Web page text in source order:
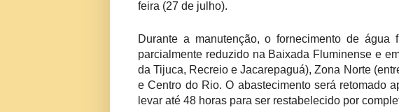
feira (27 de julho).
Durante a manutenção, o fornecimento de água
parcialmente reduzido na Baixada Fluminense e
da Tijuca, Recreio e Jacarepaguá), Zona Norte
e Centro do Rio. O abastecimento será retomado
levar até 48 horas para ser restabelecido por